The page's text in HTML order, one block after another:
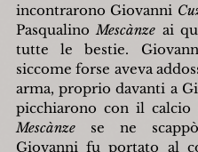
incontrarono Giovanni
Pasqualino Mescànze ai
tutte le bestie.
siccome forse aveva
arma, proprio davanti a
Mescànze se ne
Giovanni fu portato al